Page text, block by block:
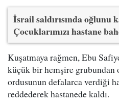
İsrail saldırısında oğlunu
Çocuklarımızı hastane
Kuşatmaya rağmen, Ebu
küçük bir hemşire grubundan
ordusunun defalarca verdiği
reddederek hastanede kaldı.